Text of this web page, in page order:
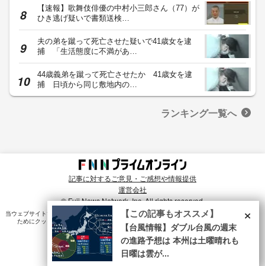
【速報】歌舞伎俳優の中村小三郎さん（77）が
ひき逃げ疑いで書類送検…
夫の弟を蹴って死亡させた疑いで41歳女を逮
捕 「生活態度に不満があ…
44歳義弟を蹴って死亡させたか 41歳女を逮
捕 日頃から同じ敷地内の…
ランキング一覧へ
記事に対するご意見・ご感想や情報提供
運営会社
© Fuji News Network, Inc. All rights reserved.
当ウェブサイトでは、ユーザのニーズ・興味・関⼼に合致したコンテンツや広告配信を提供する
ためにクッキーを使⽤しています。詳細は、プライバシーポリシー をご確認ください。×
【この記事もオススメ】
【台風情報】ダブル台風の週末
の進路予想は 本州は土曜晴れも
日曜は雲が...